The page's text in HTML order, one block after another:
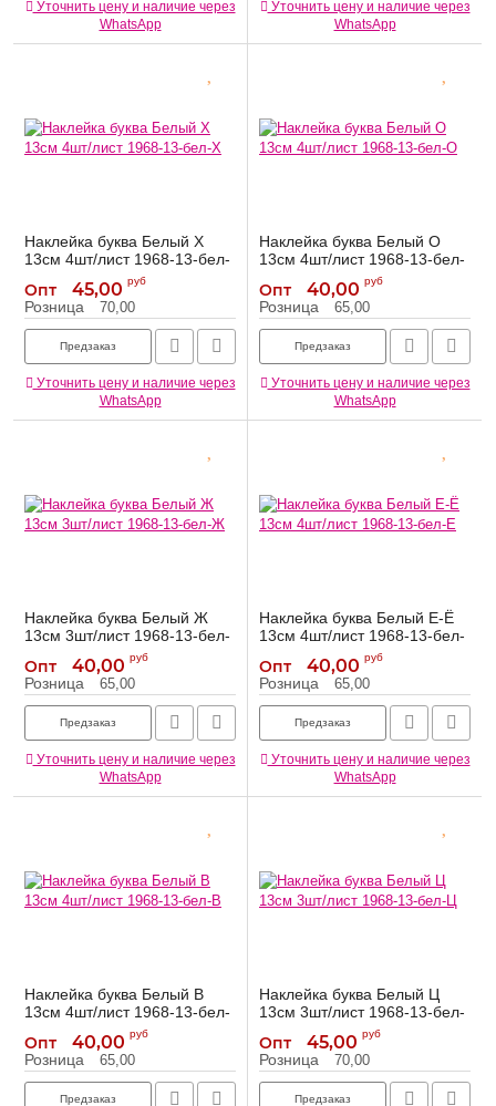
Уточнить цену и наличие через
WhatsApp
Уточнить цену и наличие через
WhatsApp
Наклейка буква Белый Х
13см 4шт/лист 1968-13-бел-
Артикул: 1968-13-бел-Х
Опт 45,00 руб
Розница 70,00
Предзаказ
Уточнить цену и наличие через
WhatsApp
Наклейка буква Белый О
13см 4шт/лист 1968-13-бел-
Артикул: 1968-13-бел-О
Опт 40,00 руб
Розница 65,00
Предзаказ
Уточнить цену и наличие через
WhatsApp
Наклейка буква Белый Ж
13см 3шт/лист 1968-13-бел-
Артикул: 1968-13-бел-Ж
Опт 40,00 руб
Розница 65,00
Предзаказ
Уточнить цену и наличие через
WhatsApp
Наклейка буква Белый Е-Ё
13см 4шт/лист 1968-13-бел-
Артикул: 1968-13-бел-Е
Опт 40,00 руб
Розница 65,00
Предзаказ
Уточнить цену и наличие через
WhatsApp
Наклейка буква Белый В
13см 4шт/лист 1968-13-бел-
Артикул: 1968-13-бел-В
Опт 40,00 руб
Розница 65,00
Предзаказ
Наклейка буква Белый Ц
13см 3шт/лист 1968-13-бел-
Артикул: 1968-13-бел-Ц
Опт 45,00 руб
Розница 70,00
Предзаказ